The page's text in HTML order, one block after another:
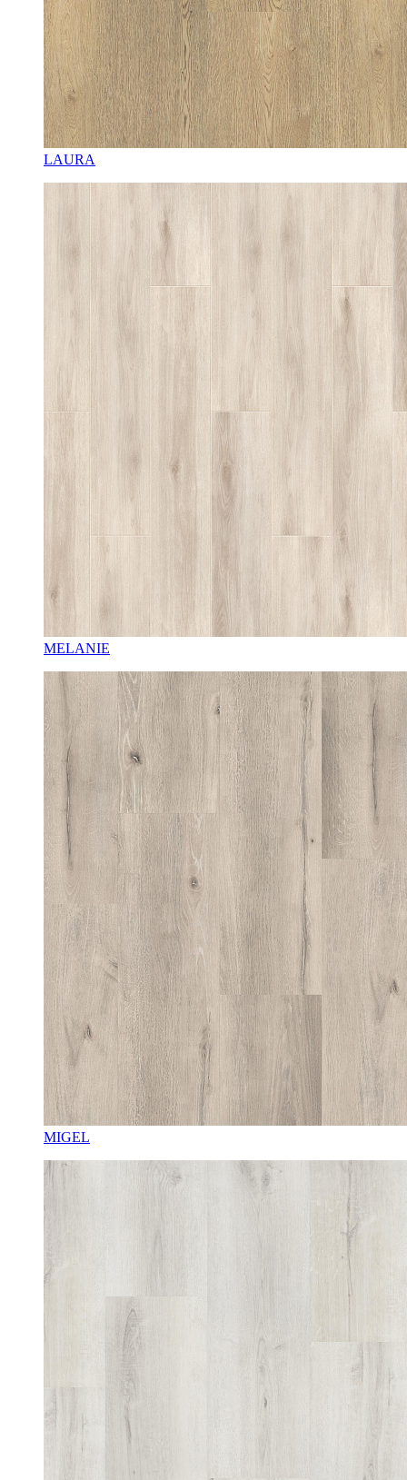
LAURA
MELANIE
MIGEL